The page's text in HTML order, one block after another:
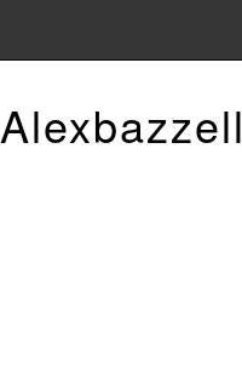
Alexbazzell